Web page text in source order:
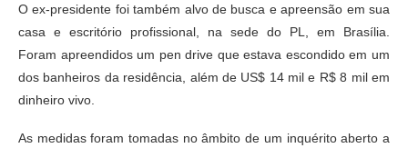
O ex-presidente foi também alvo de busca e apreensão em sua
casa e escritório profissional, na sede do PL, em Brasília.
Foram apreendidos um pen drive que estava escondido em um
dos banheiros da residência, além de US$ 14 mil e R$ 8 mil em
dinheiro vivo.
As medidas foram tomadas no âmbito de um inquérito aberto a